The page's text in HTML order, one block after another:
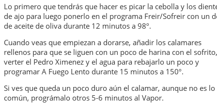
Lo primero que tendrás que hacer es picar la cebolla y los
de ajo para luego ponerlo en el programa Freir/Sofreir con un
de aceite de oliva durante 12 minutos a 98º.
Cuando veas que empiezan a dorarse, añadir los calamares
rellenos para que se liguen con un poco de harina con el sofrito,
verter el Pedro Ximenez y el agua para rebajarlo un poco y
programar A Fuego Lento durante 15 minutos a 150º.
Si ves que queda un poco duro aún el calamar, aunque no es lo
común, prográmalo otros 5-6 minutos al Vapor.